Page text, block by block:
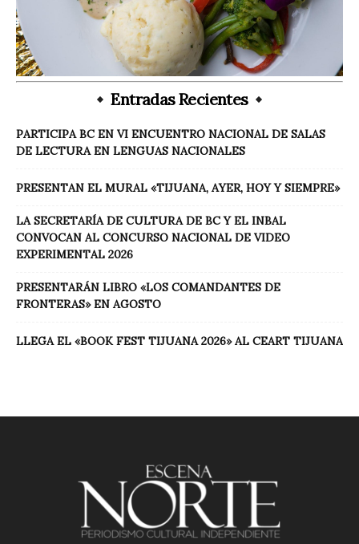
Entradas Recientes
PARTICIPA BC EN VI ENCUENTRO NACIONAL DE SALAS
DE LECTURA EN LENGUAS NACIONALES
PRESENTAN EL MURAL «TIJUANA, AYER, HOY Y SIEMPRE»
LA SECRETARÍA DE CULTURA DE BC Y EL INBAL
CONVOCAN AL CONCURSO NACIONAL DE VIDEO
EXPERIMENTAL 2026
PRESENTARÁN LIBRO «LOS COMANDANTES DE
FRONTERAS» EN AGOSTO
LLEGA EL «BOOK FEST TIJUANA 2026» AL CEART TIJUANA